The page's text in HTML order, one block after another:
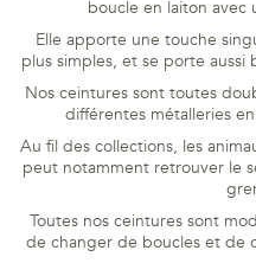
boucle en laiton avec
Elle apporte une touche
plus simples, et se porte
Nos ceintures sont toutes
différentes métalleries
Au fil des collections, les
peut notamment retrouver le
Toutes nos ceintures sont
de changer de boucles et de